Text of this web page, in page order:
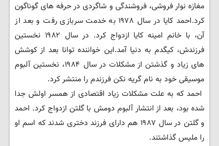
مغازه نوار فروشی، فروشندگی و شاگردی در حرفه های گوناگون
کرد.احمد کایا در سال ۱۹۷۸ به خدمت سربازی رفت و بعد از
آن، با خانم امینه کایا ازدواج کرد. در سال ۱۹۸۲ نخستین
فرزندش، کیگدم به دنیا آمد.این خواننده توانا بعد از کوشش
های زیاد و گذشتن از مشکلات در سال ۱۹۸۴، نخستین آلبوم
موسیقی خود به نام گریه نکن فرزندم را منتشر کرد.
احمد که به علت مشکلات زیاد اقتصادی از همسر اولش جدا
شده بود، بعد از انتشار آلبوم دومش با گلتن ازدواج کرد. احمد
و گلتن در سال ۱۹۸۷ هم دارای فرزند دختری شدند که اسم او
را ملیس گذاشتند.